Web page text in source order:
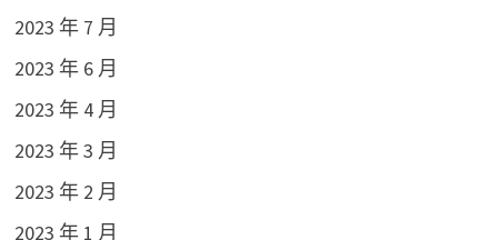
2023 年 7 月
2023 年 6 月
2023 年 4 月
2023 年 3 月
2023 年 2 月
2023 年 1 月